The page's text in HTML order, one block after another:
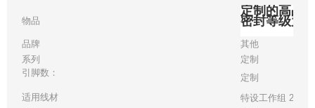
物品
定制的高品
密封等级为
品牌
其他
系列
定制
引脚数：
定制
适用线材
特设工作组 28